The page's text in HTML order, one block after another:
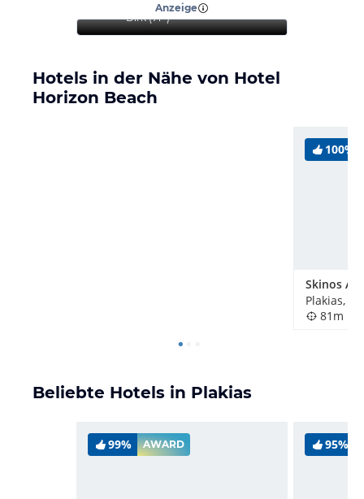
Anzeige
Dirk (71+)
Hotels in der Nähe von Hotel
Horizon Beach
100%
Skinos
Plakias,
81m
Beliebte Hotels in Plakias
99% AWARD 95%